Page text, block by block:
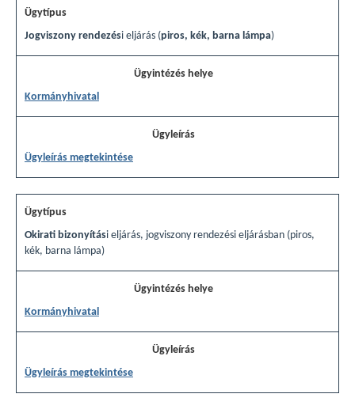
Jogviszony rendezési eljárás (piros, kék, barna lámpa)
Kormányhivatal
Ügyleírás megtekintése
Okirati bizonyítási eljárás, jogviszony rendezési eljárásban (piros,
kék, barna lámpa)
Kormányhivatal
Ügyleírás megtekintése